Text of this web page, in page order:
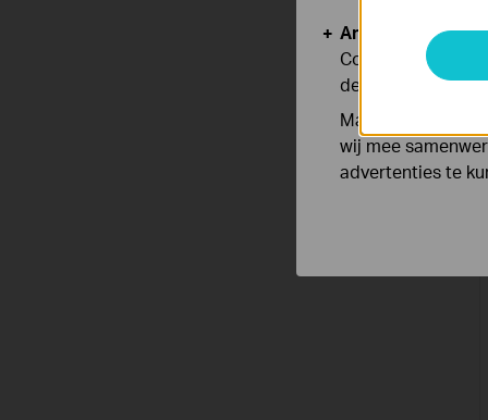
Analyse en
Cookies voor
de functionaliteit
Marketing
wij mee
advertenties te